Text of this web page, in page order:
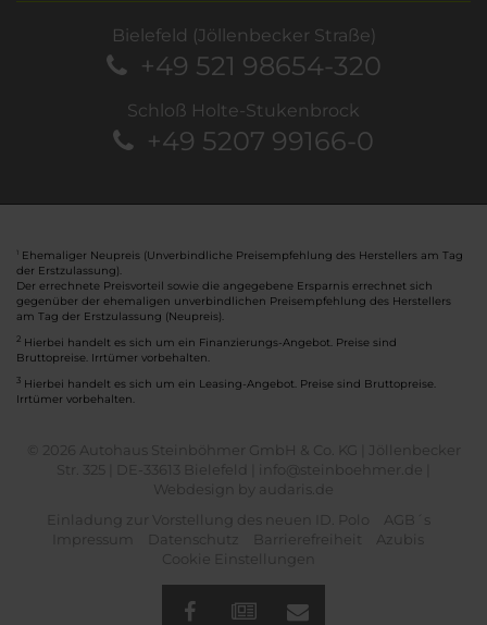
Bielefeld (Jöllenbecker Straße)
+49 521 98654-320
Schloß Holte-Stukenbrock
+49 5207 99166-0
Ehemaliger Neupreis (Unverbindliche Preisempfehlung des Herstellers am Tag
der Erstzulassung).
Der errechnete Preisvorteil sowie die angegebene Ersparnis errechnet sich
gegenüber der ehemaligen unverbindlichen Preisempfehlung des Herstellers
am Tag der Erstzulassung (Neupreis).
2 Hierbei handelt es sich um ein Finanzierungs-Angebot. Preise sind
Bruttopreise. Irrtümer vorbehalten.
3 Hierbei handelt es sich um ein Leasing-Angebot. Preise sind Bruttopreise.
Irrtümer vorbehalten.
© 2026 Autohaus Steinböhmer GmbH & Co. KG | Jöllenbecker
Str. 325 | DE-33613 Bielefeld | info@steinboehmer.de |
Webdesign by audaris.de
Einladung zur Vorstellung des neuen ID. Polo
AGB´s
Impressum
Datenschutz Barrierefreiheit
Azubis
Cookie Einstellungen